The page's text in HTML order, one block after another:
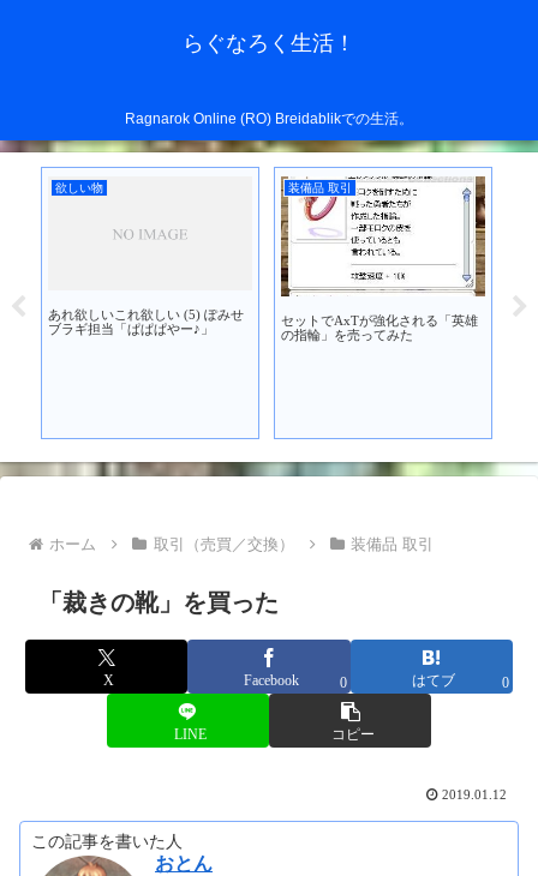
らぐなろく生活！
Ragnarok Online (RO) Breidablikでの生活。
欲しい物
あれ欲しいこれ欲しい (5) ぽみせ
ブラギ担当「ぱぱぱやー♪」
装備品 取引
セットでAxTが強化される「英雄
の指輪」を売ってみた
ホーム 取引（売買／交換） 装備品 取引
「裁きの靴」を買った
X Facebook 0 はてブ 0
LINE コピー
2019.01.12
この記事を書いた人
おとん